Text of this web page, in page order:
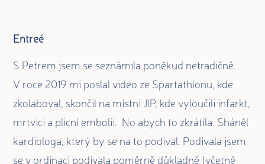
Entreé
S Petrem jsem se seznámila poněkud netradičně.
V roce 2019 mi poslal video ze Spartathlonu, kde
zkolaboval, skončil na místní JIP, kde vyloučili infarkt,
mrtvici a plicní embolii. No abych to zkrátila. Sháněl
kardiologa, který by se na to podíval. Podívala jsem
se v ordinaci podívala poměrně důkladně (včetně